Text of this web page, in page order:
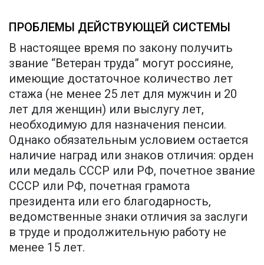
ПРОБЛЕМЫ ДЕЙСТВУЮЩЕЙ СИСТЕМЫ
В настоящее время по закону получить
звание “Ветеран труда” могут россияне,
имеющие достаточное количество лет
стажа (не менее 25 лет для мужчин и 20
лет для женщин) или выслугу лет,
необходимую для назначения пенсии.
Однако обязательным условием остается
наличие наград или знаков отличия: орден
или медаль СССР или РФ, почетное звание
СССР или РФ, почетная грамота
президента или его благодарность,
ведомственные знаки отличия за заслуги
в труде и продолжительную работу не
менее 15 лет.